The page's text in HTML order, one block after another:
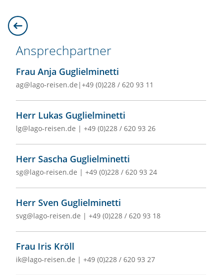
Ansprechpartner
Frau Anja Guglielminetti
ag@lago-reisen.de |+49 (0)228 / 620 93 11
Herr Lukas Guglielminetti
lg@lago-reisen.de | +49 (0)228 / 620 93 26
Herr Sascha Guglielminetti
sg@lago-reisen.de | +49 (0)228 / 620 93 24
Herr Sven Guglielminetti
svg@lago-reisen.de | +49 (0)228 / 620 93 18
Frau Iris Kröll
ik@lago-reisen.de | +49 (0)228 / 620 93 27